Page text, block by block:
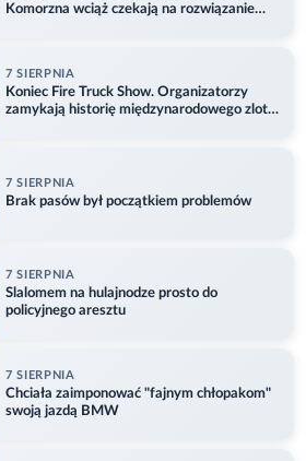
Komorzna wciąż czekają na rozwiązanie
7 SIERPNIA
Koniec Fire Truck Show. Organizatorzy
zamykają historię międzynarodowego zlotu
7 SIERPNIA
Brak pasów był początkiem problemów
7 SIERPNIA
Slalomem na hulajnodze prosto do
policyjnego aresztu
7 SIERPNIA
Chciała zaimponować "fajnym chłopakom"
swoją jazdą BMW